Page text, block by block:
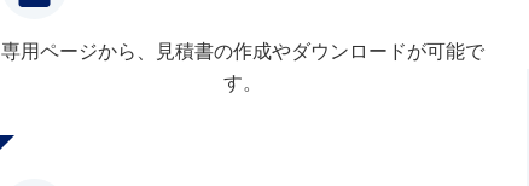
専用ページから、見積書の作成やダウンロードが可能で
す。